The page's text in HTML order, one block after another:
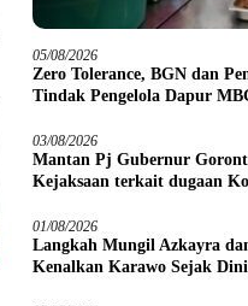
05/08/2026
Zero Tolerance, BGN dan
Tindak Pengelola Dapur
03/08/2026
Mantan Pj Gubernur
Kejaksaan terkait dugaan
01/08/2026
Langkah Mungil Azkayra
Kenalkan Karawo Sejak